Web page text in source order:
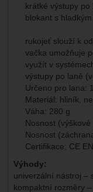
krátké výstupy
blokant s hladkým
rukojeť slouží k
vačka umožňuje
využít v
výstupy po laně
Určeno pro lana:
Materiál: hliník,
Váha: 280 g
Nosnost
Nosnost
Certifikace: CE
Výhody:
univerzální nástroj –
kompaktní rozměry